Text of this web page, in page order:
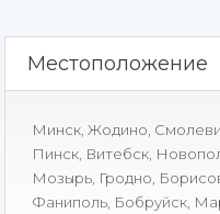
Местоположение
Минск Жодино
Пинск Витебск
Мозырь Гродно
Фаниполь Бобруйск